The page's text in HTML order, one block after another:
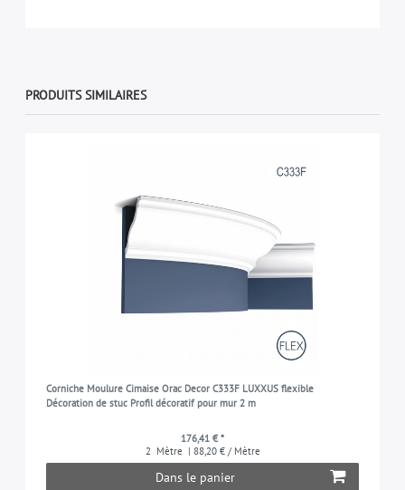
PRODUITS SIMILAIRES
Corniche Moulure Cimaise Orac Decor C333F LUXXUS flexible
Décoration de stuc Profil décoratif pour mur 2 m
176,41 € *
2 Mètre | 88,20 € / Mètre
Dans le panier